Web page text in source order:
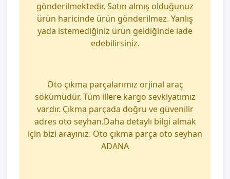
gönderilmektedir. Satın almış olduğunuz
ürün haricinde ürün gönderilmez. Yanlış
yada istemediğiniz ürün geldiğinde iade
edebilirsiniz.
Oto çıkma parçalarımız orjinal araç
sökümüdür. Tüm illere kargo sevkiyatımız
vardır. Çıkma parçada doğru ve güvenilir
adres oto seyhan.Daha detaylı bilgi almak
için bizi arayınız. Oto çıkma parça oto seyhan
ADANA